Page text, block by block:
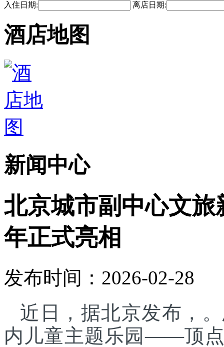
入住日期: 离店日期:
酒店地图
新闻中心
北京城市副中心文
年正式亮相
发布时间：2026-02-28
近日，据北京发布，
内儿童主题乐园——顶